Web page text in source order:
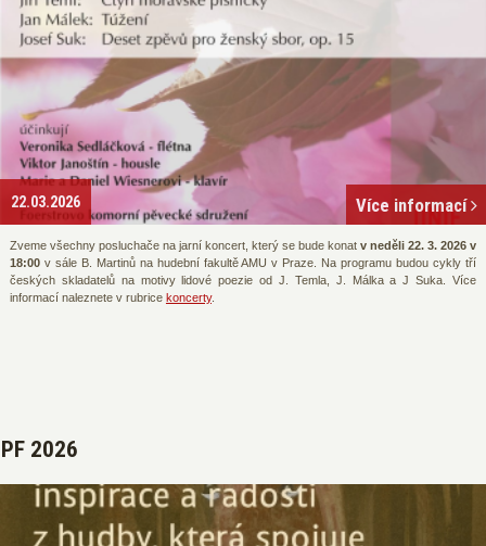
22.03.2026 Více informací
Zveme všechny posluchače na jarní koncert, který se bude konatv neděli 22. 3. 2026 v
18:00v sále B. Martinů na hudební fakultě AMU v Praze. Na programu budou cykly tří
českých skladatelů na motivy lidové poezie od J. Temla, J. Málka a J Suka. Více
informací naleznete v rubrice koncerty.
PF 2026